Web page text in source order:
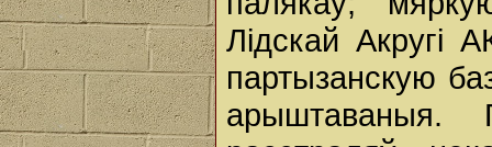
Лідскай Акругі
партызанскую
арыштаваныя.